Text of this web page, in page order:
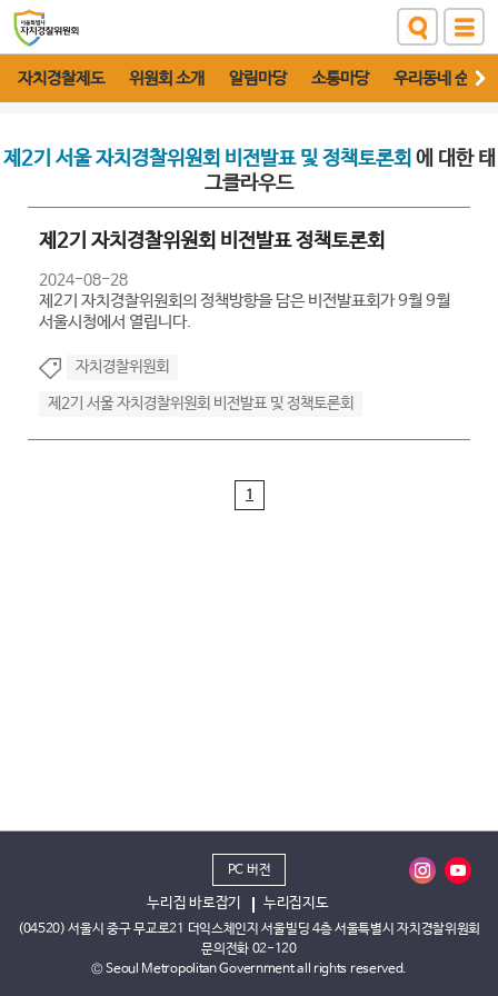
자치경찰제도 위원회 소개 알림마당 소통마당 우리동네 순찰대
제2기 서울 자치경찰위원회 비전발표 및 정책토론회 에 대한 태
그클라우드
제2기 자치경찰위원회 비전발표 정책토론회
2024-08-28
제2기 자치경찰위원회의 정책방향을 담은 비전발표회가 9월 9월
서울시청에서 열립니다.
자치경찰위원회
제2기 서울 자치경찰위원회 비전발표 및 정책토론회
1
PC 버전
누리집 바로잡기 누리집지도
(04520) 서울시 중구 무교로21 더익스체인지 서울빌딩 4층 서울특별시 자치경찰위원회
문의전화 02-120
© Seoul Metropolitan Government all rights reserved.